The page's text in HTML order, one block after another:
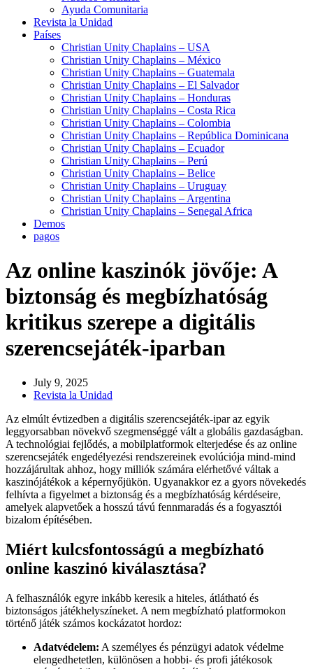
Ayuda Comunitaria
Revista la Unidad
Países
Christian Unity Chaplains – USA
Christian Unity Chaplains – México
Christian Unity Chaplains – Guatemala
Christian Unity Chaplains – El Salvador
Christian Unity Chaplains – Honduras
Christian Unity Chaplains – Costa Rica
Christian Unity Chaplains – Colombia
Christian Unity Chaplains – República Dominicana
Christian Unity Chaplains – Ecuador
Christian Unity Chaplains – Perú
Christian Unity Chaplains – Belice
Christian Unity Chaplains – Uruguay
Christian Unity Chaplains – Argentina
Christian Unity Chaplains – Senegal Africa
Demos
pagos
Az online kaszinók jövője: A
biztonság és megbízhatóság
kritikus szerepe a digitális
szerencsejáték-iparban
July 9, 2025
Revista la Unidad
Az elmúlt évtizedben a digitális szerencsejáték-ipar az egyik
leggyorsabban növekvő szegmenséggé vált a globális gazdaságban.
A technológiai fejlődés, a mobilplatformok elterjedése és az online
szerencsejáték engedélyezési rendszereinek evolúciója mind-mind
hozzájárultak ahhoz, hogy milliók számára elérhetővé váltak a
kaszinójátékok a képernyőjükön. Ugyanakkor ez a gyors növekedés
felhívta a figyelmet a biztonság és a megbízhatóság kérdéseire,
amelyek alapvetőek a hosszú távú fennmaradás és a fogyasztói
bizalom építésében.
Miért kulcsfontosságú a megbízható
online kaszinó kiválasztása?
A felhasználók egyre inkább keresik a hiteles, átlátható és
biztonságos játékhelyszíneket. A nem megbízható platformokon
történő játék számos kockázatot hordoz:
Adatvédelem: A személyes és pénzügyi adatok védelme
elengedhetetlen, különösen a hobbi- és profi játékosok